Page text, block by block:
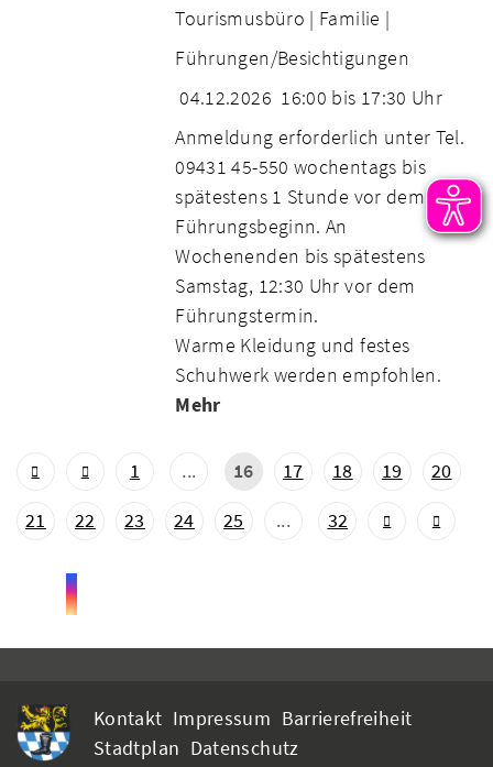
Tourismusbüro | Familie |
Führungen/Besichtigungen
04.12.2026 16:00 bis 17:30 Uhr
Anmeldung erforderlich unter Tel.
09431 45-550 wochentags bis
spätestens 1 Stunde vor dem
Führungsbeginn. An
Wochenenden bis spätestens
Samstag, 12:30 Uhr vor dem
Führungstermin.
Warme Kleidung und festes
Schuhwerk werden empfohlen.
Mehr
1 ... 16 17 18 19
20
21
22 23 24 25 ... 32
Kontakt Impressum Barrierefreiheit
Stadtplan Datenschutz